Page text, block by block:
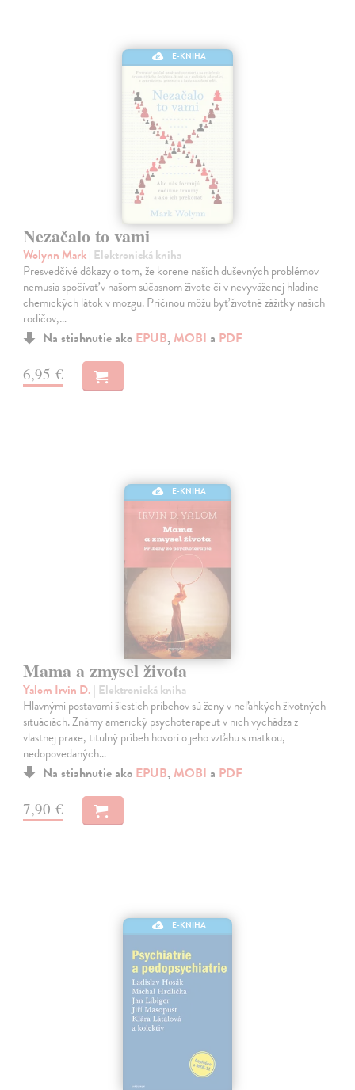
E-KNIHA
Nezačalo to vami
Wolynn Mark| Elektronická kniha
Presvedčivé dôkazy o tom, že korene našich duševných problémov
nemusia spočívať v našom súčasnom živote či v nevyváženej hladine
chemických látok v mozgu. Príčinou môžu byť životné zážitky našich
rodičov,…
Na stiahnutie ako EPUB, MOBI a PDF
6,95 €
E-KNIHA
Mama a zmysel života
Yalom Irvin D. | Elektronická kniha
Hlavnými postavami šiestich príbehov sú ženy v neľahkých životných
situáciách. Známy americký psychoterapeut v nich vychádza z
vlastnej praxe, titulný príbeh hovorí o jeho vzťahu s matkou,
nedopovedaných…
Na stiahnutie ako EPUB, MOBI a PDF
7,90 €
E-KNIHA